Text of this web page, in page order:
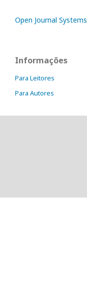
Open Journal Systems
Informações
Para Leitores
Para Autores